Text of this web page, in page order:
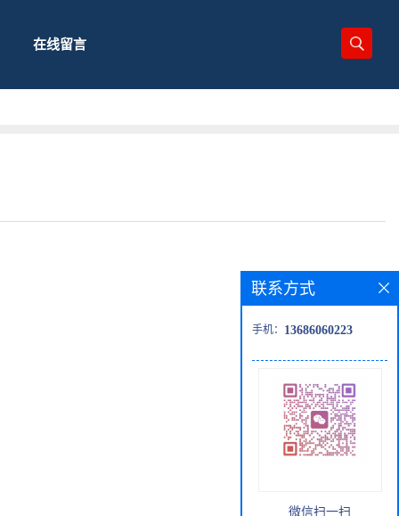
在线留言
联系方式
手机： 13686060223
微信扫一扫